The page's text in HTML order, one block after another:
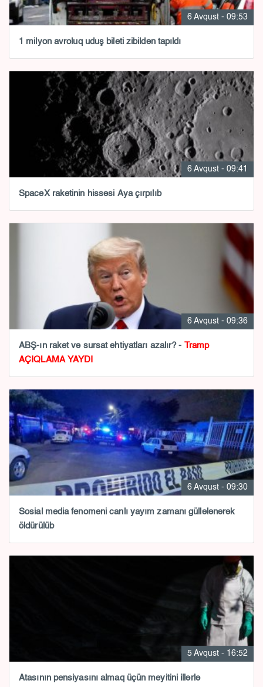
6 Avqust - 09:53
1 milyon avroluq uduş bileti zibildən tapıldı
6 Avqust - 09:41
SpaceX raketinin hissəsi Aya çırpılıb
6 Avqust - 09:36
ABŞ-ın raket və sursat ehtiyatları azalır? - Tramp
AÇIQLAMA YAYDI
6 Avqust - 09:30
Sosial media fenomeni canlı yayım zamanı güllələnərək
öldürülüb
5 Avqust - 16:52
Atasının pensiyasını almaq üçün meyitini illərlə